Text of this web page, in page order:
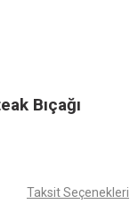
Bıçağı
Taksit Seçenekleri